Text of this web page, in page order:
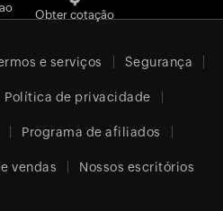
Obter cotação
e serviços Segurança
Política de privacidade
Programa de afiliados
vendas Nossos escritórios